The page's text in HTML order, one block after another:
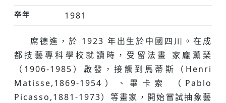
卒年 1981
席德進，於 1923 年出⽣於中國四川。在成
都技藝專科學校就讀時，受留法畫 家龐薰琹
（1906-1985）啟發，接觸到⾺蒂斯（Henri
Matisse,1869-1954）、畢卡索 （Pablo
Picasso,1881-1973）等畫家，開始嘗試抽象藝